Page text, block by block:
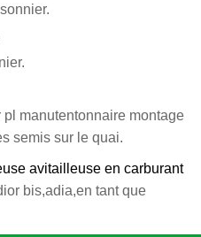
manutentonnaire montage
semis sur le quai.
avitailleuse en carburant
bis,adia,en tant que